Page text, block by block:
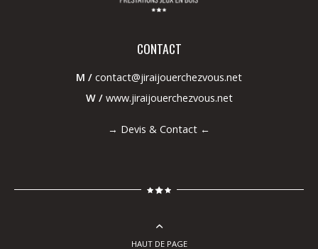
CONTACT
M / contact@jiraijouerchezvous.net
W / www.jiraijouerchezvous.net
→ Devis & Contact ←
HAUT DE PAGE